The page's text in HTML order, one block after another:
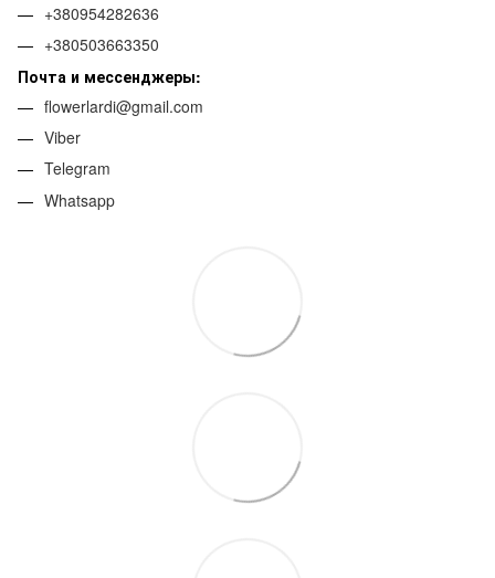
+380954282636
+380503663350
Почта и мессенджеры:
flowerlardi@gmail.com
Viber
Telegram
Whatsapp